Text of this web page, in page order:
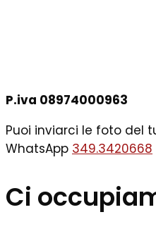
P.iva 08974000963
Puoi inviarci le foto del
WhatsApp 349.3420668
Ci